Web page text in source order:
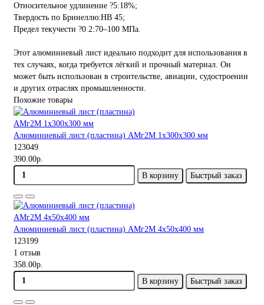
Относительное удлинение ?5:18%;
Твердость по Бринеллю:HB 45;
Предел текучести ?0 2:70–100 МПа.
Этот алюминиевый лист идеально подходит для использования в
тех случаях, когда требуется лёгкий и прочный материал. Он
может быть использован в строительстве, авиации, судостроении
и других отраслях промышленности.
Похожие товары
Алюминиевый лист (пластина) АМг2М 1х300х300 мм
123049
390.00р.
В корзину
Быстрый заказ
Алюминиевый лист (пластина) АМг2М 4х50х400 мм
123199
1 отзыв
358.00р.
В корзину
Быстрый заказ